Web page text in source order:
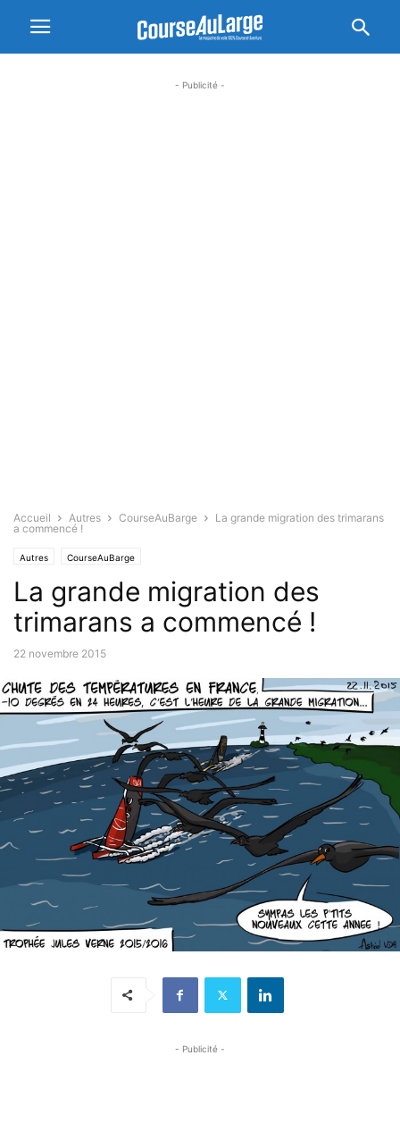
- Publicité -
Accueil Autres CourseAuBarge
La grande migration des trimarans
a commencé !
Autres CourseAuBarge
La grande migration des
trimarans a commencé !
22 novembre 2015
- Publicité -